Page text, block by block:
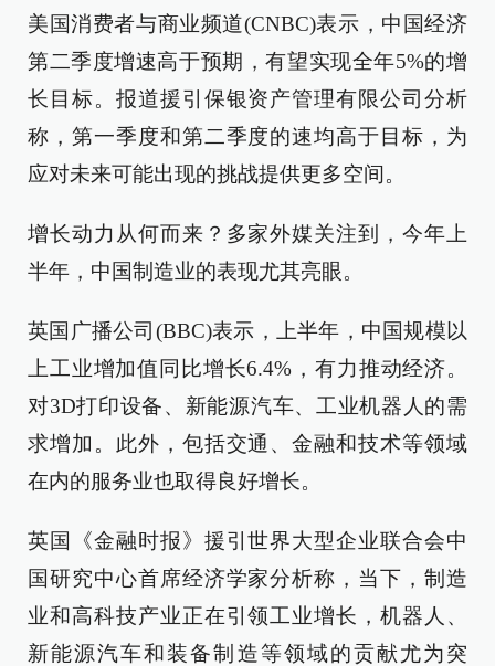
美国消费者与商业频道(CNBC)表示，中国经济
第二季度增速高于预期，有望实现全年5%的增
长目标。报道援引保银资产管理有限公司分析
称，第一季度和第二季度的速均高于目标，为
应对未来可能出现的挑战提供更多空间。
增长动力从何而来？多家外媒关注到，今年上
半年，中国制造业的表现尤其亮眼。
英国广播公司(BBC)表示，上半年，中国规模以
上工业增加值同比增长6.4%，有力推动经济。
对3D打印设备、新能源汽车、工业机器人的需
求增加。此外，包括交通、金融和技术等领域
在内的服务业也取得良好增长。
英国《金融时报》援引世界大型企业联合会中
国研究中心首席经济学家分析称，当下，制造
业和高科技产业正在引领工业增长，机器人、
新能源汽车和装备制造等领域的贡献尤为突